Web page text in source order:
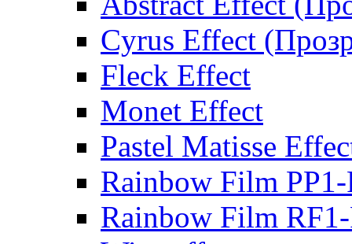
Cyrus Effect
Fleck Effect
Monet Effect
Pastel Matisse
Rainbow Film PP1-
Rainbow Film